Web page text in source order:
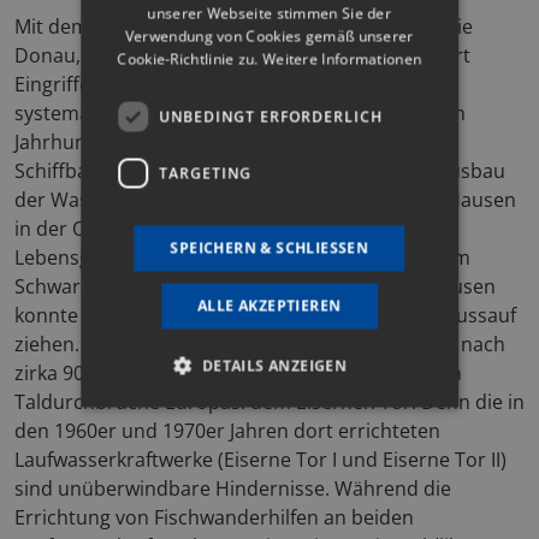
Mit dem Aufkommen der Industrialisierung hat die
Donau, wie viele andere Flussläufe auch, vermehrt
Eingriffe durch den Menschen erfahren. Die
systematischen Flussregulierungen ab dem 19ten
Jahrhundert, mit dem Ziel der durchgehenden
Schiffbarmachung des Donaustroms, und der Ausbau
der Wasserkraft haben dazu geführt, dass dem Hausen
in der Oberen und Mittleren Donau jegliche
Lebensgrundlage genommen wurde. Der aus dem
Schwarzen Meer in die Donau einwandernde Hausen
konnte einst über 2.000 Kilometer ungehindert flussauf
ziehen. Heutzutage endet seine Laichwanderung nach
zirka 900 Kilometern in einem der imposantesten
Taldurchbrüche Europas: dem Eisernen Tor. Denn die in
den 1960er und 1970er Jahren dort errichteten
Laufwasserkraftwerke (Eiserne Tor I und Eiserne Tor II)
sind unüberwindbare Hindernisse. Während die
Errichtung von Fischwanderhilfen an beiden
unserer Webseite stimmen Sie der
Verwendung von Cookies gemäß unserer
Cookie-Richtlinie zu.Weitere Informationen
UNBEDINGT ERFORDERLICH
TARGETING
SPEICHERN & SCHLIESSEN
ALLE AKZEPTIEREN
DETAILS ANZEIGEN
Unbedingt erforderlich Targeting
Unbedingt erforderliche Cookies ermöglichen
wesentliche Kernfunktionen der Website wie die